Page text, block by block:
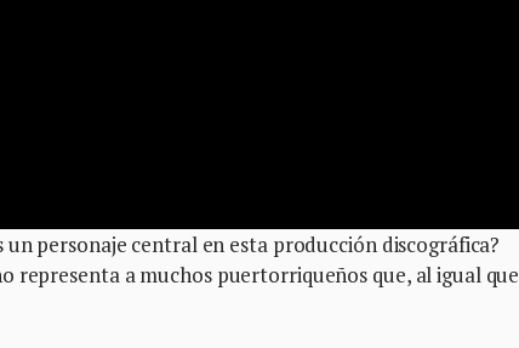
personaje central en esta producción discográfica?
representa a muchos puertorriqueños que, al igual que